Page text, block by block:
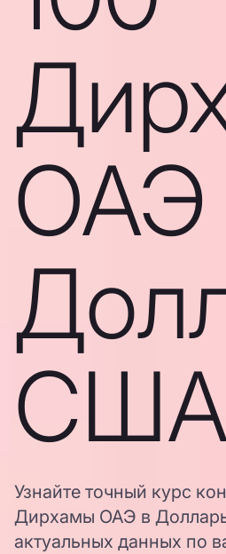
ОАЭ
США
Узнайте точный курс
Дирхамы ОАЭ в
актуальных данных по